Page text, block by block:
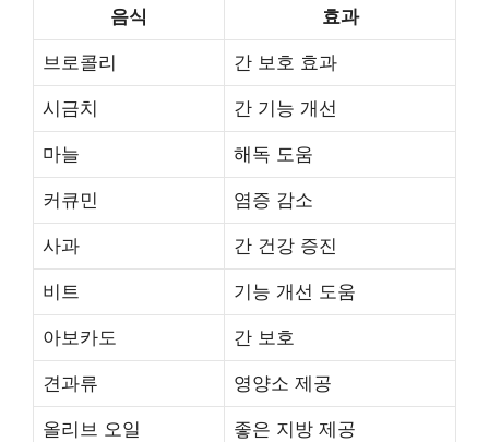
음식 효과
브로콜리 간 보호 효과
시금치 간 기능 개선
마늘 해독 도움
커큐민 염증 감소
사과 간 건강 증진
비트 기능 개선 도움
아보카도 간 보호
견과류 영양소 제공
올리브 오일 좋은 지방 제공